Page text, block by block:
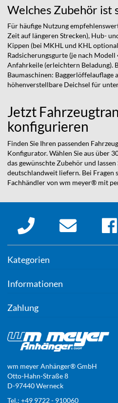
Welches Zubehör ist
Für häufige Nutzung
Zeit auf längeren Strecken), Hub-
Kippen (bei MKHL und KHL
Radsicherungsgurte (je nach
Anfahrkeile (erleichtern Beladung).
Baumaschinen: Baggerlöffelauflage
höhenverstellbare Deichsel für
Jetzt
konfigurieren
Finden Sie Ihren passenden
Konfigurator. Wählen Sie aus über
das gewünschte Zubehör und
deutschlandweit liefern. Bei Fragen
Fachhändler von wm meyer® mit
Kategorien
Informationen
Zahlung
wm meyer Anhänger® GmbH
Otto-Hahn-Straße 8
D-97440 Werneck
Tel.: +49 9722 - 910060